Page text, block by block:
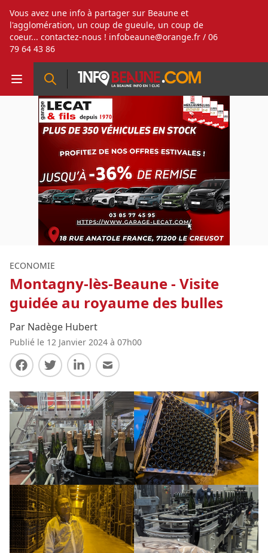
Vous avez une info à partager sur Beaune et
l'agglomération, un coup de gueule, un coup de
coeur... contactez-nous ! infobeaune@orange.fr / 06
79 64 43 86
ECONOMIE
Montagny-lès-Beaune - Visite
guidée au royaume des bulles
Par Nadège Hubert
Publié le 12 Janvier 2024 à 07h00
Partager sur Facebook
Partager sur Twitter
Partager sur LinkedIn
Partager par E-mail